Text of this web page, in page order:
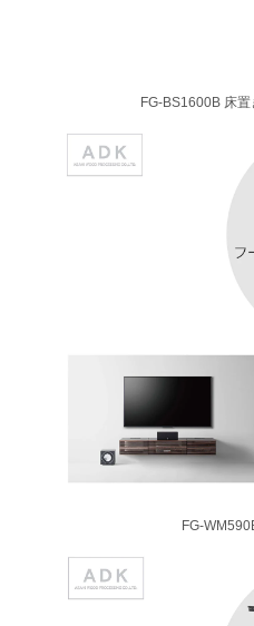
FG-BS1600B 床
FG-